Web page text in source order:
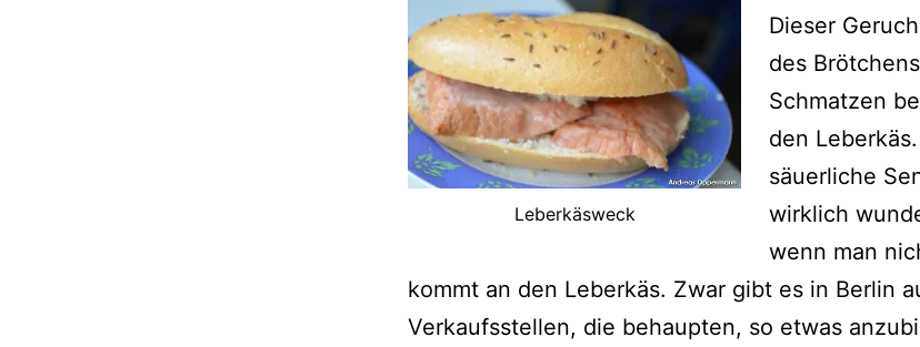
Leberkäsweck
Dieser
des
Schmatzen
den
säuerliche
wirklich
wenn man
kommt an den Leberkäs. Zwar gibt es in Berlin
Verkaufsstellen, die behaupten, so etwas